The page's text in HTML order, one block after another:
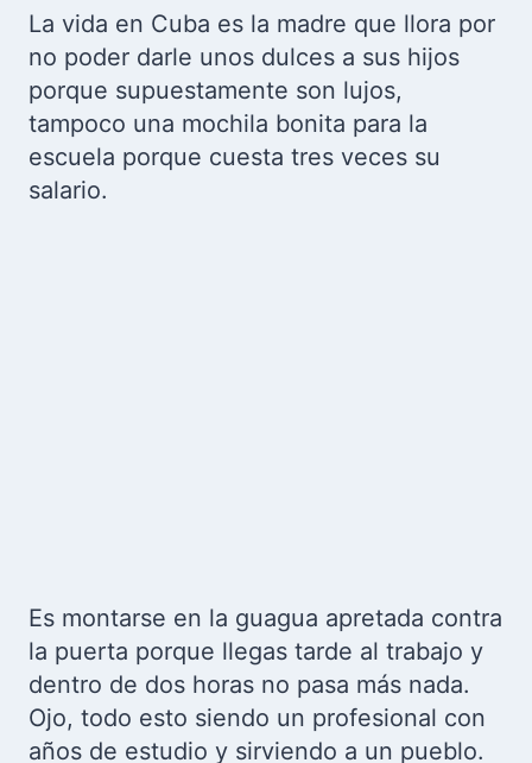
La vida en Cuba es la madre que llora por
no poder darle unos dulces a sus hijos
porque supuestamente son lujos,
tampoco una mochila bonita para la
escuela porque cuesta tres veces su
salario.
Es montarse en la guagua apretada contra
la puerta porque llegas tarde al trabajo y
dentro de dos horas no pasa más nada.
Ojo, todo esto siendo un profesional con
años de estudio y sirviendo a un pueblo.